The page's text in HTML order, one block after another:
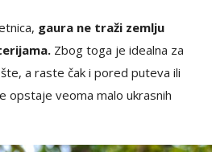
gaura ne traži zemlju
Zbog toga je idealna za
a raste čak i pored puteva ili
opstaje veoma malo ukrasnih